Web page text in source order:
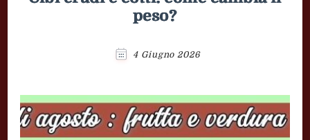
peso?
4 Giugno 2026